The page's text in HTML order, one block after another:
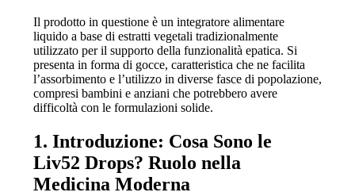
Il prodotto in questione è un integratore alimentare
liquido a base di estratti vegetali tradizionalmente
utilizzato per il supporto della funzionalità epatica. Si
presenta in forma di gocce, caratteristica che ne facilita
l’assorbimento e l’utilizzo in diverse fasce di popolazione,
compresi bambini e anziani che potrebbero avere
difficoltà con le formulazioni solide.
1. Introduzione: Cosa Sono le
Liv52 Drops? Ruolo nella
Medicina Moderna